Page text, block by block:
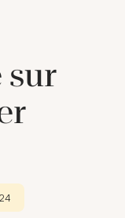
sur